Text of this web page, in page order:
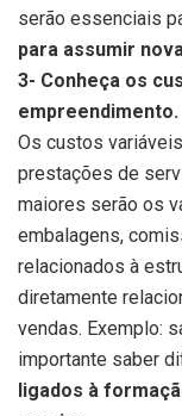
serão essenciais
para assumir
3- Conheça os
empreendimento.
Os custos
prestações de
maiores serão os
embalagens,
relacionados à
diretamente
vendas. Exemplo:
importante saber
ligados à